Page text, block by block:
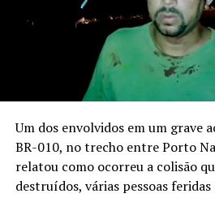
Um dos envolvidos em um grave
BR-010, no trecho entre Porto
relatou como ocorreu a colisão
destruídos, várias pessoas